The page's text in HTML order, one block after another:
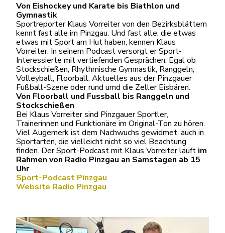
Von Eishockey und Karate bis Biathlon und
Gymnastik
Sportreporter Klaus Vorreiter von den Bezirksblättern
kennt fast alle im Pinzgau. Und fast alle, die etwas
etwas mit Sport am Hut haben, kennen Klaus
Vorreiter. In seinem Podcast versorgt er Sport-
Interessierte mit vertiefenden Gesprächen. Egal ob
Stockschießen, Rhythmische Gymnastik, Ranggeln,
Volleyball, Floorball, Aktuelles aus der Pinzgauer
Fußball-Szene oder rund umd die Zeller Eisbären.
Von Floorball und Fussball bis Ranggeln und
Stockschießen
Bei Klaus Vorreiter sind Pinzgauer Sportler,
Trainerinnen und Funktionäre im Original-Ton zu hören.
Viel Augemerk ist dem Nachwuchs gewidmet, auch in
Sportarten, die vielleicht nicht so viel Beachtung
finden. Der Sport-Podcast mit Klaus Vorreiter läuft im
Rahmen von Radio Pinzgau an Samstagen ab 15
Uhr.
Sport-Podcast Pinzgau
Website Radio Pinzgau